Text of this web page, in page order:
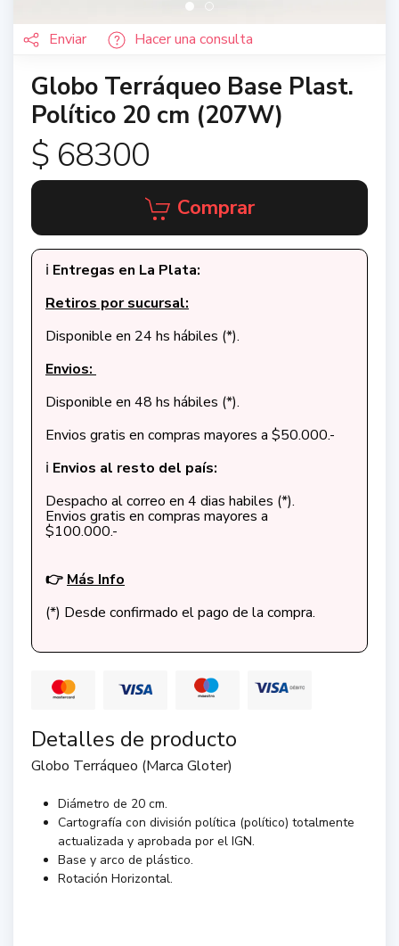
Enviar Hacer una consulta
Globo Terráqueo Base Plast.
Político 20 cm (207W)
$ 68300
Comprar
ℹ️ Entregas en La Plata:
Retiros por sucursal:
Disponible en 24 hs hábiles (*).
Envios:
Disponible en 48 hs hábiles (*).
Envios gratis en compras mayores a $50.000.-
ℹ️ Envios al resto del país:
Despacho al correo en 4 dias habiles (*).
Envios gratis en compras mayores a
$100.000.-
👉 Más Info
(*) Desde confirmado el pago de la compra.
Detalles de producto
Globo Terráqueo (Marca Gloter)
Diámetro de 20 cm.
Cartografía con división política (político) totalmente
actualizada y aprobada por el IGN.
Base y arco de plástico.
Rotación Horizontal.